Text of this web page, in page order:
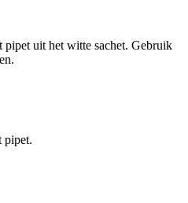
pipet uit het witte sachet. Gebruik
pipet.